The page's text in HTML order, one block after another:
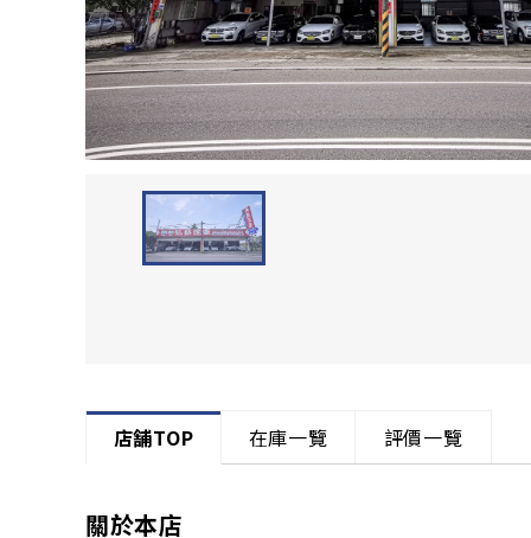
店舗TOP 在庫一覽 評價一覽
關於本店